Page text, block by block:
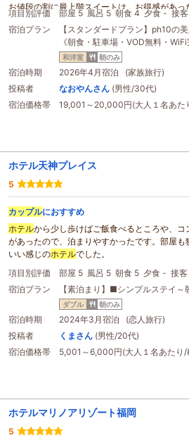
お値段の割に最上階スイートは、お得感があっ
次に行く時は、1回の居酒屋も利用したい。
項目別評価 部屋 5 風呂 5 朝食 4 夕食 - 接
宿泊プラン
【スタンダードプラン】ph10の
《朝食・駐車場・VOD無料・WiFi
和洋室 朝のみ
宿泊時期
2026年4月宿泊 (家族旅行)
投稿者
なおやんさん (男性/30代)
宿泊価格帯
19,001～20,000円(大人１名あた
ホテル天神プレイス
5
カップルにおすすめ
ホテルから少し歩けばご飯食べるところや、
があったので、泊まりやすかったです。部屋
いい感じのホテルでした。
項目別評価
部屋 5 風呂 5 朝食 5 夕食 - 接
宿泊プラン
【素泊まり】■シンプルステイ～
ダブル 朝のみ
宿泊時期
2024年3月宿泊 (恋人旅行)
投稿者
くまさん (男性/20代)
宿泊価格帯
5,001～6,000円(大人１名あたり/
ホテルマリノアリゾート福岡
5